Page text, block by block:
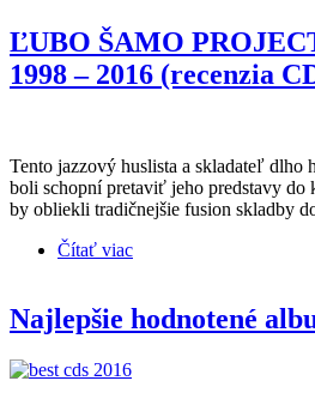
ĽUBO ŠAMO
1998 – 2016 (recenzia
Tento jazzový huslista a skladateľ dlho
boli schopní pretaviť jeho predstavy do
by obliekli tradičnejšie fusion skladby
Čítať viac
Najlepšie hodnotené